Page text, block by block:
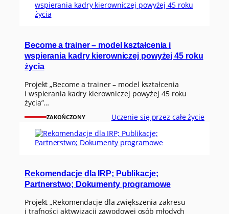
Become a trainer – model kształcenia i
wspierania kadry kierowniczej powyżej 45 roku
życia
Projekt „Become a trainer – model kształcenia
i wspierania kadry kierowniczej powyżej 45 roku
życia”…
ZAKOŃCZONY Uczenie się przez całe życie
Rekomendacje dla IRP; Publikacje;
Partnerstwo; Dokumenty programowe
Projekt „Rekomendacje dla zwiększenia zakresu
i trafności aktywizacji zawodowej osób młodych